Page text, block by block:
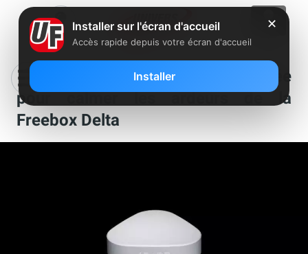
Clin d’oeil : une invention très stylée
pour calmer les ardeurs de la
Freebox Delta
✕
Installer sur l'écran d'accueil
Accès rapide depuis votre écran d'accueil
Installer